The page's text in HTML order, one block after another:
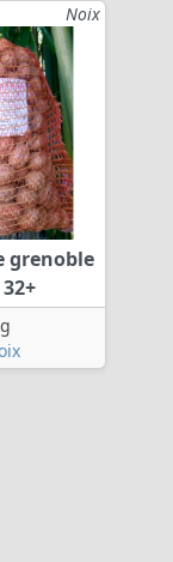
Noix
grenoble